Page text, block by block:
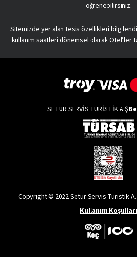
öğrenebilirsiniz.
Sitemizde yer alan tesis özellikleri
kullanım saatleri dönemsel olarak Otel’ler
SETUR SERVİS TURİSTİK A.Ş
Copyright © 2022 Setur Servis Turistik
Kullanım Koşulları